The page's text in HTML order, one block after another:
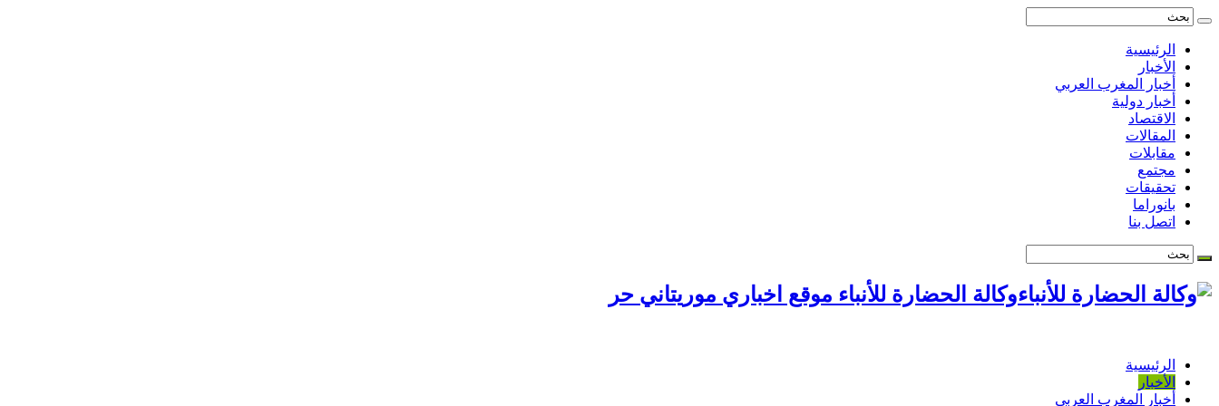
الرئيسية
الأخبار
أخبار المغرب العربي
أخبار دولية
الاقتصاد
المقالات
مقابلات
مجتمع
تحقيقات
بانوراما
اتصل بنا
وكالة الحضارة للأنباء موقع اخباري موريتاني حر
الرئيسية
الأخبار
أخبار المغرب العربي